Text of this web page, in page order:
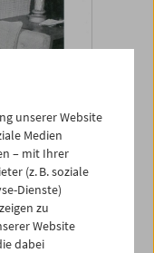
unserer Website
Medien
– mit Ihrer
(z. B. soziale
Dienste)
zu
Website
dabei